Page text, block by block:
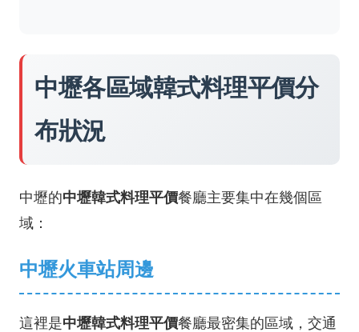
中壢各區域韓式料理平價分
布狀況
中壢的中壢韓式料理平價餐廳主要集中在幾個區
域：
中壢火車站周邊
這裡是中壢韓式料理平價餐廳最密集的區域，交通